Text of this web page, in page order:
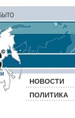
НОВОСТИ
ПОЛИТИКА